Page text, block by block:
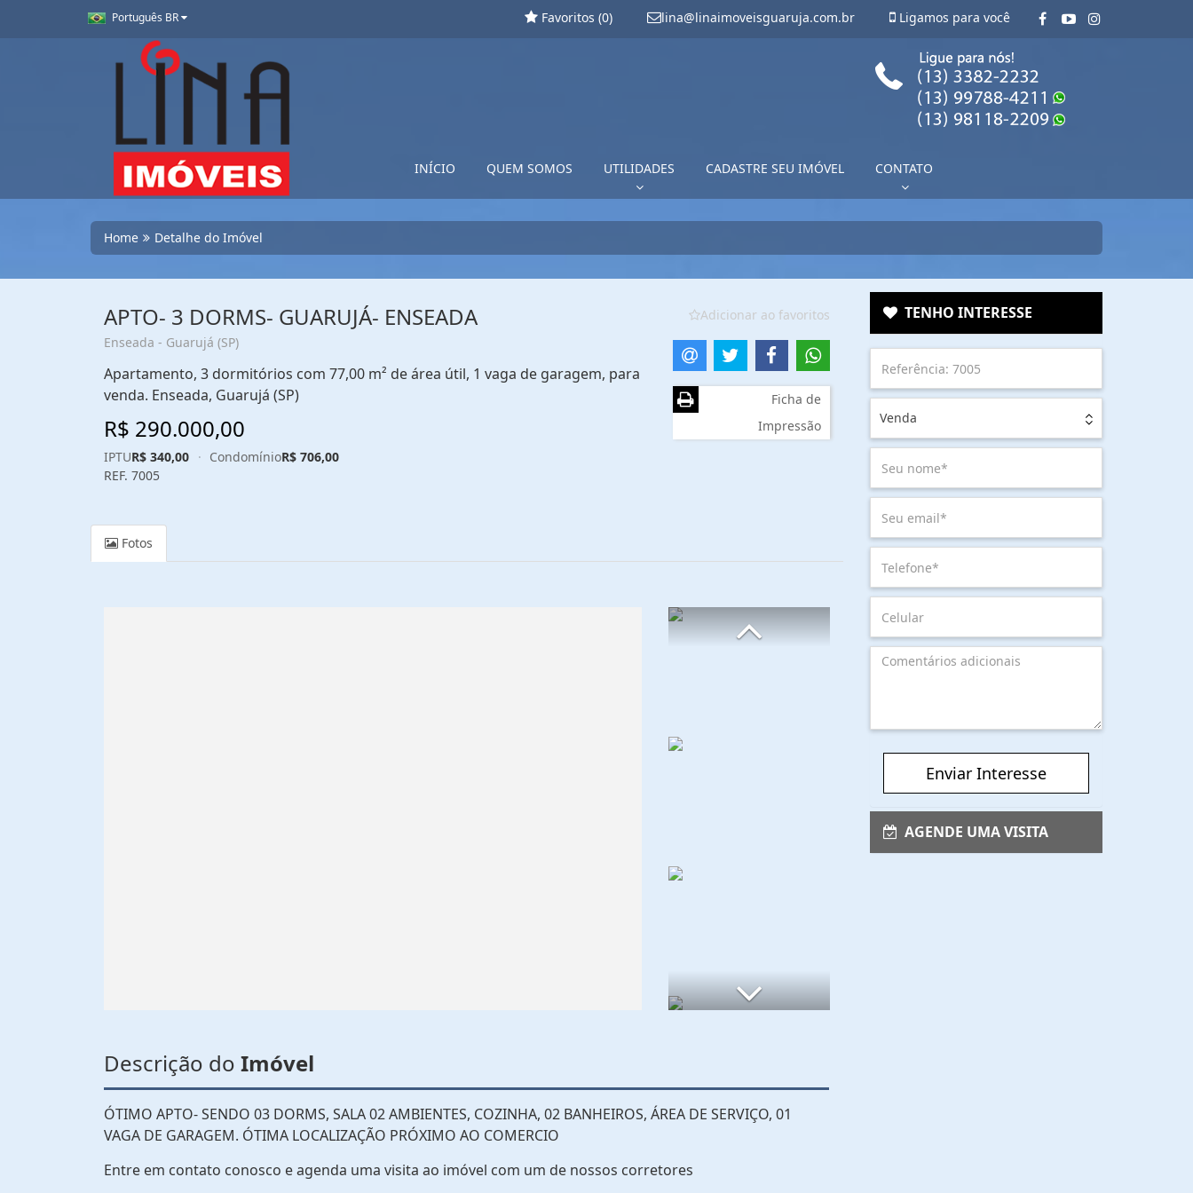
Português BR Ligamos para você
lina@linaimoveisguaruja.com.br
Favoritos (0)
INÍCIO QUEM SOMOS UTILIDADES CADASTRE SEU IMÓVEL CONTATO
Home Detalhe do Imóvel
APTO- 3 DORMS- GUARUJÁ- ENSEADA
Enseada - Guarujá (SP)
Apartamento, 3 dormitórios com 77,00 m² de área útil, 1 vaga de garagem, para
venda. Enseada, Guarujá (SP)
R$ 290.000,00
IPTUR$ 340,00 · CondomínioR$ 706,00
REF. 7005
Adicionar ao favoritos
Ficha de
Impressão
Fotos
Descrição do Imóvel
ÓTIMO APTO- SENDO 03 DORMS, SALA 02 AMBIENTES, COZINHA, 02 BANHEIROS, ÁREA DE SERVIÇO, 01
VAGA DE GARAGEM. ÓTIMA LOCALIZAÇÃO PRÓXIMO AO COMERCIO
Entre em contato conosco e agenda uma visita ao imóvel com um de nossos corretores
TENHO INTERESSE
Venda
Enviar Interesse
AGENDE UMA VISITA